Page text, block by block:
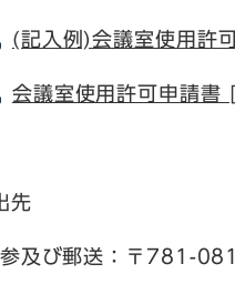
(記入例)会議室使用許
会議室使用許可申請
先
び郵送：〒781-